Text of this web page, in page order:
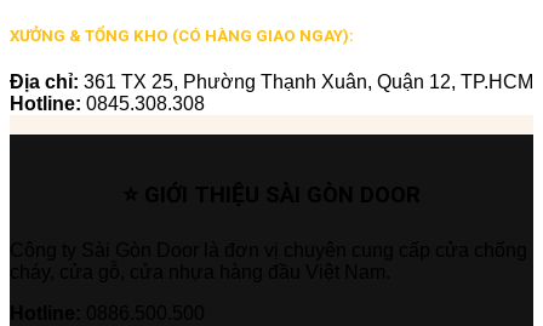
XƯỞNG & TỔNG KHO (CÓ HÀNG GIAO NGAY):
Địa chỉ: 361 TX 25, Phường Thạnh Xuân, Quận 12, TP.HCM
Hotline: 0845.308.308